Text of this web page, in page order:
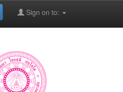
Sign on to: